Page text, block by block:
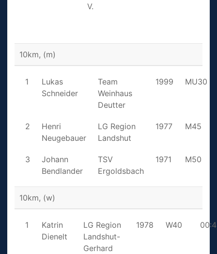
V.
10km, (m)
1
Lukas
Schneider
Team
Weinhaus
Deutter
1999 MU30
2
Henri
Neugebauer
LG Region
Landshut
1977 M45
3
Johann
Bendlander
TSV
Ergoldsbach
1971 M50
10km, (w)
1
Katrin
Dienelt
LG Region
Landshut-
Gerhard
1978 W40